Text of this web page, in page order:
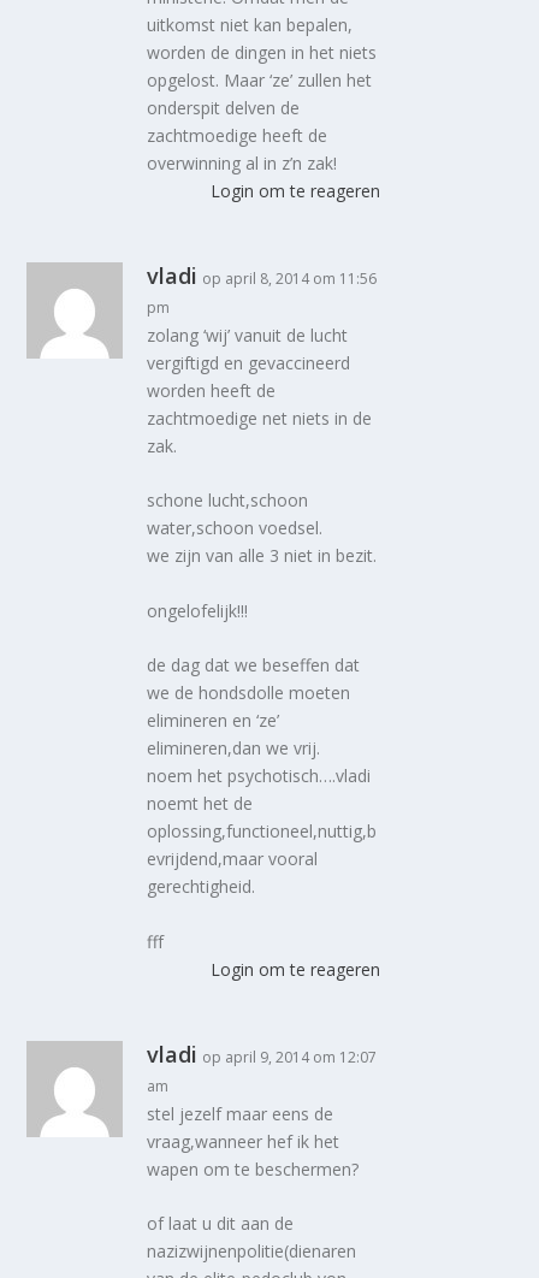
uitkomst niet kan bepalen,
worden de dingen in het niets
opgelost. Maar ‘ze’ zullen het
onderspit delven de
zachtmoedige heeft de
overwinning al in z’n zak!
Login om te reageren
vladi op april 8, 2014 om 11:56
pm
zolang ‘wij’ vanuit de lucht
vergiftigd en gevaccineerd
worden heeft de
zachtmoedige net niets in de
zak.
schone lucht,schoon
water,schoon voedsel.
we zijn van alle 3 niet in bezit.
ongelofelijk!!!
de dag dat we beseffen dat
we de hondsdolle moeten
elimineren en ‘ze’
elimineren,dan we vrij.
noem het psychotisch….vladi
noemt het de
oplossing,functioneel,nuttig,b
evrijdend,maar vooral
gerechtigheid.
fff
Login om te reageren
vladi op april 9, 2014 om 12:07
am
stel jezelf maar eens de
vraag,wanneer hef ik het
wapen om te beschermen?
of laat u dit aan de
nazizwijnenpolitie(dienaren